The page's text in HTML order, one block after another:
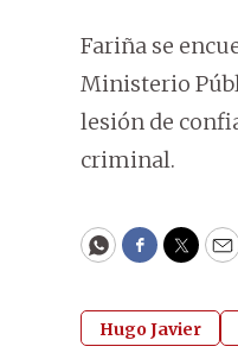
Fariña se
Ministerio
lesión de
criminal.
WhatsApp
Facebook
Hugo Javier